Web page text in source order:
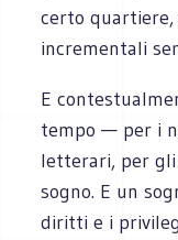
certo
incrementali
E
tempo — per i
letterari, per
sogno. E un
diritti e i